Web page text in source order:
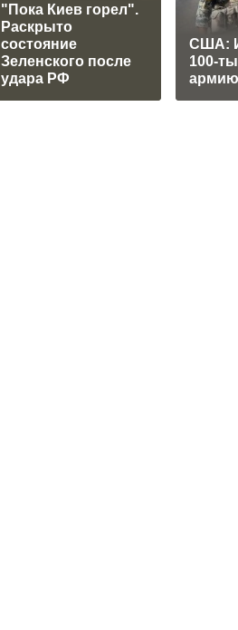
"Пока Киев горел".
Раскрыто
состояние
Зеленского после
удара РФ
США:
100-
армию